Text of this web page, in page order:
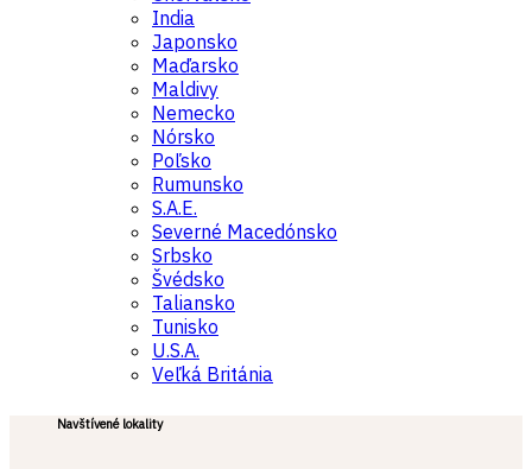
India
Japonsko
Maďarsko
Maldivy
Nemecko
Nórsko
Poľsko
Rumunsko
S.A.E.
Severné Macedónsko
Srbsko
Švédsko
Taliansko
Tunisko
U.S.A.
Veľká Británia
Navštívené lokality